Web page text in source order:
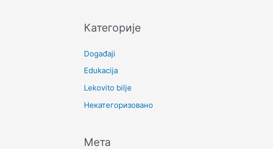
Категорије
Događaji
Edukacija
Lekovito bilje
Некатегоризовано
Мета